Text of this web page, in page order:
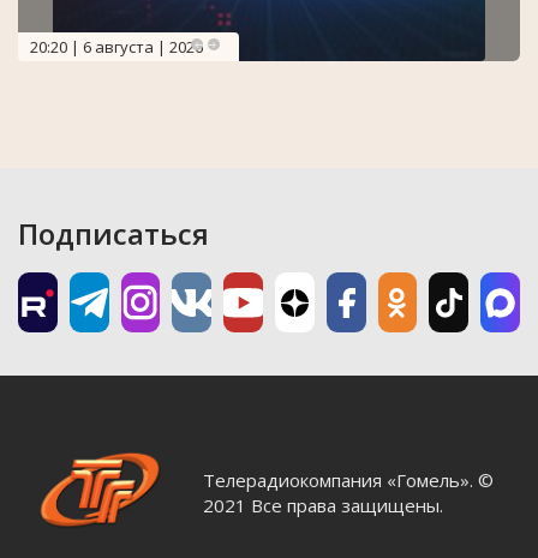
20:20 | 6 августа | 2026
Подписаться
Телерадиокомпания «Гомель». ©
2021 Все права защищены.